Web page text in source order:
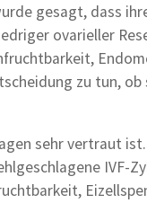
gesagt, dass
ovarieller
zu tun,
sehr vertraut
IVF-